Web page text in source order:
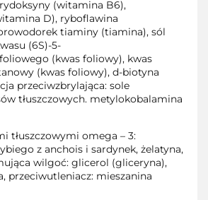
(witamina B6),
D), ryboflawina
tiaminy (tiamina), sól
(6S)-5-
(kwas foliowy), kwas
(kwas foliowy), d-biotyna
przeciwzbrylająca: sole
tłuszczowych. metylokobalamina
tłuszczowymi omega – 3:
z anchois i sardynek, żelatyna,
wilgoć: glicerol (gliceryna),
przeciwutleniacz: mieszanina